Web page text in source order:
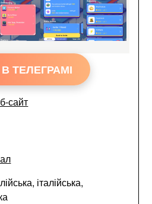
ТЕЛЕГРАМІ
сайт
італійська,